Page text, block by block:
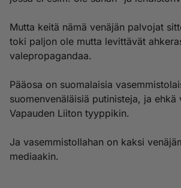
Mutta keitä nämä venäjän palvojat
toki paljon ole mutta levittävät
valepropagandaa.
Pääosa on suomalaisia
suomenvenäläisiä putinisteja, ja ehkä
Vapauden Liiton tyyppikin.
Ja vasemmistollahan on kaksi
mediaakin.